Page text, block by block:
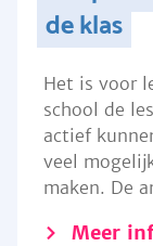
de klas
Het is voor
school de
actief
veel
maken. De
Meer